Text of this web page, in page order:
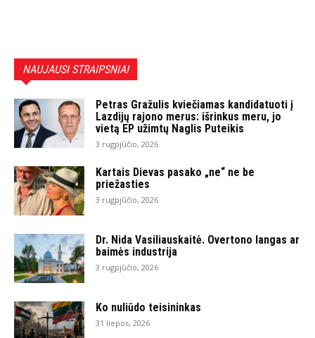
NAUJAUSI STRAIPSNIAI
Petras Gražulis kviečiamas kandidatuoti į
Lazdijų rajono merus: išrinkus meru, jo
vietą EP užimtų Naglis Puteikis
3 rugpjūčio, 2026
Kartais Dievas pasako „ne“ ne be
priežasties
3 rugpjūčio, 2026
Dr. Nida Vasiliauskaitė. Overtono langas ar
baimės industrija
3 rugpjūčio, 2026
Ko nuliūdo teisininkas
31 liepos, 2026